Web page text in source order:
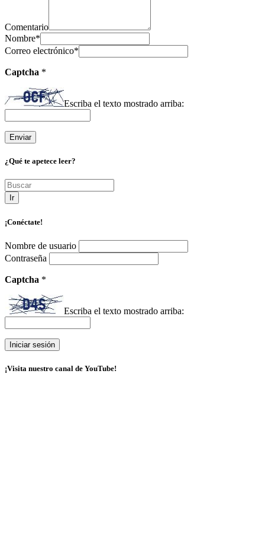
Comentario
Nombre*
Correo electrónico*
Captcha *
Escriba el texto mostrado arriba:
¿Qué te apetece leer?
Ir
¡Conéctate!
Nombre de usuario
Contraseña
Captcha *
Escriba el texto mostrado arriba:
¡Visita nuestro canal de YouTube!